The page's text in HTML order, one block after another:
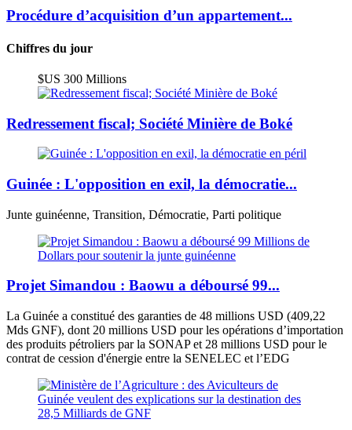
Procédure d’acquisition d’un appartement...
Chiffres du jour
$US 300 Millions
Redressement fiscal; Société Minière de Boké
Guinée : L'opposition en exil, la démocratie...
Junte guinéenne, Transition, Démocratie, Parti politique
Projet Simandou : Baowu a déboursé 99...
La Guinée a constitué des garanties de 48 millions USD (409,22
Mds GNF), dont 20 millions USD pour les opérations d’importation
des produits pétroliers par la SONAP et 28 millions USD pour le
contrat de cession d'énergie entre la SENELEC et l’EDG